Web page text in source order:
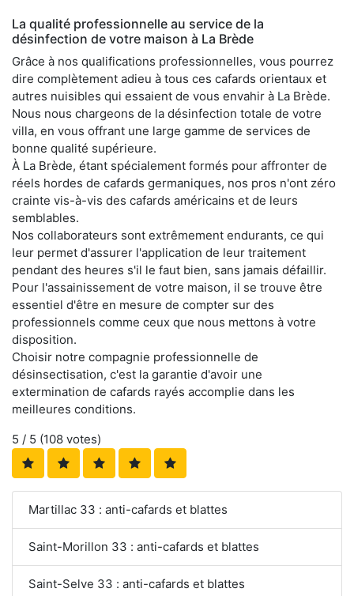
La qualité professionnelle au service de la
désinfection de votre maison à La Brède
Grâce à nos qualifications professionnelles, vous pourrez
dire complètement adieu à tous ces cafards orientaux et
autres nuisibles qui essaient de vous envahir à La Brède.
Nous nous chargeons de la désinfection totale de votre
villa, en vous offrant une large gamme de services de
bonne qualité supérieure.
À La Brède, étant spécialement formés pour affronter de
réels hordes de cafards germaniques, nos pros n'ont zéro
crainte vis-à-vis des cafards américains et de leurs
semblables.
Nos collaborateurs sont extrêmement endurants, ce qui
leur permet d'assurer l'application de leur traitement
pendant des heures s'il le faut bien, sans jamais défaillir.
Pour l'assainissement de votre maison, il se trouve être
essentiel d'être en mesure de compter sur des
professionnels comme ceux que nous mettons à votre
disposition.
Choisir notre compagnie professionnelle de
désinsectisation, c'est la garantie d'avoir une
extermination de cafards rayés accomplie dans les
meilleures conditions.
5 / 5 (108 votes)
Martillac 33 : anti-cafards et blattes
Saint-Morillon 33 : anti-cafards et blattes
Saint-Selve 33 : anti-cafards et blattes